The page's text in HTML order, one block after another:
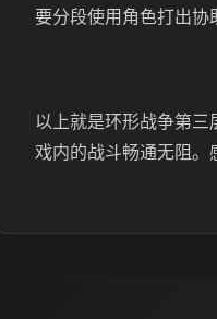
要分段使用角色打出协
以上就是环形战争第
戏内的战斗畅通无阻。